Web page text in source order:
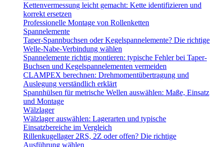
Kettenvermessung leicht gemacht: Kette identifizieren und
korrekt ersetzen
Professionelle Montage von Rollenketten
Spannelemente
Taper-Spannbuchsen oder Kegelspannelemente? Die richtige
Welle-Nabe-Verbindung wählen
Spannelemente richtig montieren: typische Fehler bei Taper-
Buchsen und Kegelspannelementen vermeiden
CLAMPEX berechnen: Drehmomentübertragung und
Auslegung verständlich erklärt
Spannhülsen für metrische Wellen auswählen: Maße, Einsatz
und Montage
Wälzlager
Wälzlager auswählen: Lagerarten und typische
Einsatzbereiche im Vergleich
Rillenkugellager 2RS, 2Z oder offen? Die richtige
Ausführung wählen